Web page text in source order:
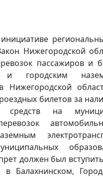
Нижегородской
пассажиров и
и городским
Нижегородской
билетов за
средств на
должен был
в Балахнинском,